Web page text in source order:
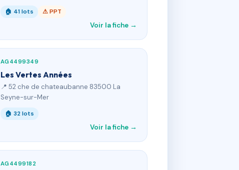
🏠 41 lots ⚠ PPT
Voir la fiche →
AG4499349
Les Vertes Années
📍 52 che de chateaubanne 83500 La
Seyne-sur-Mer
🏠 32 lots
Voir la fiche →
AG4499182